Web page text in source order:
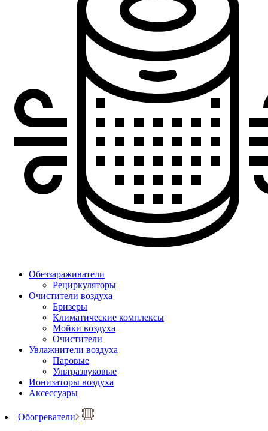
Обеззараживатели
Рециркуляторы
Очистители воздуха
Бризеры
Климатические комплексы
Мойки воздуха
Очистители
Увлажнители воздуха
Паровые
Ультразвуковые
Ионизаторы воздуха
Аксессуары
Обогреватели